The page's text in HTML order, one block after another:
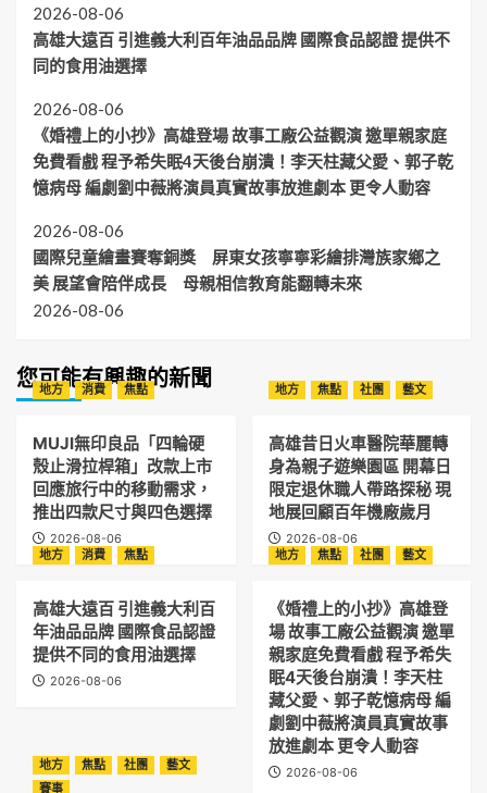
2026-08-06
高雄大遠百 引進義大利百年油品品牌 國際食品認證 提供不
同的食用油選擇
2026-08-06
《婚禮上的小抄》高雄登場 故事工廠公益觀演 邀單親家庭
免費看戲 程予希失眠4天後台崩潰！李天柱藏父愛、郭子乾
憶病母 編劇劉中薇將演員真實故事放進劇本 更令人動容
2026-08-06
國際兒童繪畫賽奪銅獎 屏東女孩寧寧彩繪排灣族家鄉之
美 展望會陪伴成長 母親相信教育能翻轉未來
2026-08-06
您可能有興趣的新聞
地方 消費 焦點
MUJI無印良品「四輪硬
殼止滑拉桿箱」改款上市
回應旅行中的移動需求，
推出四款尺寸與四色選擇
2026-08-06
地方 焦點 社團 藝文
高雄昔日火車醫院華麗轉
身為親子遊樂園區 開幕日
限定退休職人帶路探秘 現
地展回顧百年機廠歲月
2026-08-06
地方
消費 焦點
高雄大遠百 引進義大利百
年油品品牌 國際食品認證
提供不同的食用油選擇
2026-08-06
地方 焦點 社團 藝文
《婚禮上的小抄》高雄登
場 故事工廠公益觀演 邀單
親家庭免費看戲 程予希失
眠4天後台崩潰！李天柱
藏父愛、郭子乾憶病母 編
劇劉中薇將演員真實故事
放進劇本 更令人動容
2026-08-06
地方 焦點 社團
藝文
賽事